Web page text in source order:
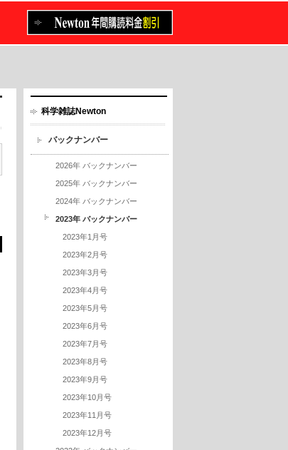
科学雑誌Newton
バックナンバー
2026年 バックナンバー
2025年 バックナンバー
2024年 バックナンバー
2023年 バックナンバー
2023年1月号
2023年2月号
2023年3月号
2023年4月号
2023年5月号
2023年6月号
2023年7月号
2023年8月号
2023年9月号
2023年10月号
2023年11月号
2023年12月号